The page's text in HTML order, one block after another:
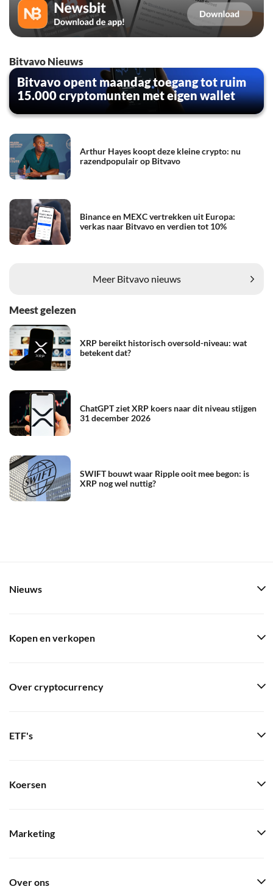
Bitvavo Nieuws
Bitvavo opent maandag toegang tot ruim
15.000 cryptomunten met eigen wallet
Arthur Hayes koopt deze kleine crypto: nu
razendpopulair op Bitvavo
Binance en MEXC vertrekken uit Europa:
verkas naar Bitvavo en verdien tot 10%
Meer Bitvavo nieuws
Meest gelezen
XRP bereikt historisch oversold-niveau: wat
betekent dat?
ChatGPT ziet XRP koers naar dit niveau stijgen
31 december 2026
SWIFT bouwt waar Ripple ooit mee begon: is
XRP nog wel nuttig?
Nieuws
Kopen en verkopen
Over cryptocurrency
ETF's
Koersen
Marketing
Over ons